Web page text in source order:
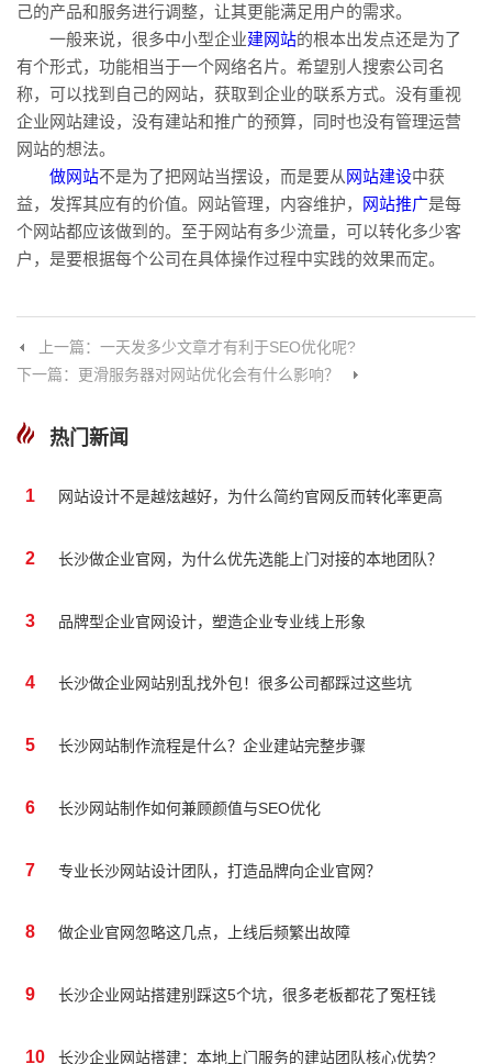
己的产品和服务进行调整，让其更能满足用户的需求。
一般来说，很多中小型企业建网站的根本出发点还是为了
有个形式，功能相当于一个网络名片。希望别人搜索公司名
称，可以找到自己的网站，获取到企业的联系方式。没有重视
企业网站建设，没有建站和推广的预算，同时也没有管理运营
网站的想法。
做网站不是为了把网站当摆设，而是要从 网站建设中获
益，发挥其应有的价值。网站管理，内容维护，
网站推广是每
个网站都应该做到的。至于网站有多少流量，可以转化多少客
户，是要根据每个公司在具体操作过程中实践的效果而定。
上一篇：一天发多少文章才有利于SEO优化呢?
下一篇：更滑服务器对网站优化会有什么影响？
热门新闻
1 网站设计不是越炫越好，为什么简约官网反而转化率更高
2 长沙做企业官网，为什么优先选能上门对接的本地团队？
3 品牌型企业官网设计，塑造企业专业线上形象
4 长沙做企业网站别乱找外包！很多公司都踩过这些坑
5 长沙网站制作流程是什么？企业建站完整步骤
6 长沙网站制作如何兼顾颜值与SEO优化
7 专业长沙网站设计团队，打造品牌向企业官网？
8 做企业官网忽略这几点，上线后频繁出故障
9 长沙企业网站搭建别踩这5个坑，很多老板都花了冤枉钱
10 长沙企业网站搭建：本地上门服务的建站团队核心优势?